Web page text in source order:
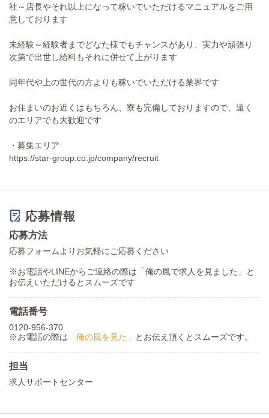
社～店長やそれ以上になって稼いでいただけるマニュアルをご用
意しております
未経験～経験者までどなた様でもチャンスがあり、実力や頑張り
次第で出世し給料もそれに併せて上がります
同年代や上の世代の方よりも稼いでいただける業界です
お住まいのお近くはもちろん、寮も完備しておりますので、遠く
のエリアでも大歓迎です
・募集エリア
https://star-group.co.jp/company/recruit
応募情報
応募方法
応募フォームよりお気軽にご応募ください
※お電話やLINEからご連絡の際は「俺の風で求人を見ました」と
お伝えいただけるとスムーズです
電話番号
0120-956-370
※お電話の際は 「俺の風を見た」 とお伝え頂くとスムーズです。
担当
求人サポートセンター